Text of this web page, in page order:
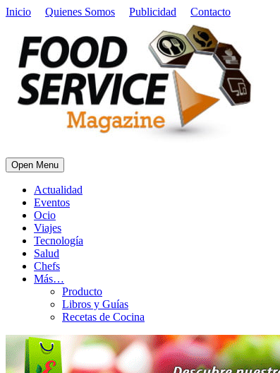
Inicio Quienes Somos Publicidad Contacto
Open Menu
Actualidad
Eventos
Ocio
Viajes
Tecnología
Salud
Chefs
Más…
Producto
Libros y Guías
Recetas de Cocina